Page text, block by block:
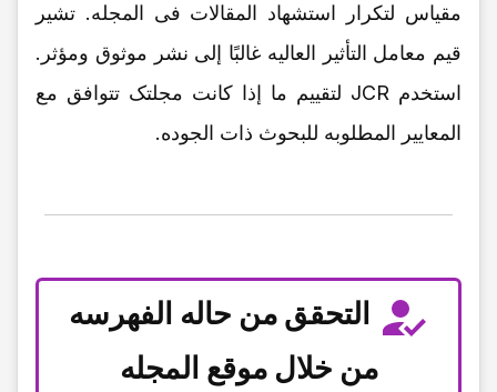
مقیاس لتکرار استشهاد المقالات فی المجله. تشیر
قیم معامل التأثیر العالیه غالبًا إلى نشر موثوق ومؤثر.
استخدم JCR لتقییم ما إذا کانت مجلتک تتوافق مع
المعاییر المطلوبه للبحوث ذات الجوده.
التحقق من حاله الفهرسه
من خلال موقع المجله